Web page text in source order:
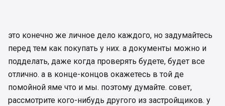
это конечно же личное дело каждого, но задумайтесь
перед тем как покупать у них. а документы можно и
подделать, даже когда проверять будете, будет все
отлично. а в конце-концов окажетесь в той де
помойной яме что и мы. поэтому думайте. совет,
рассмотрите кого-нибудь другого из застройщиков. у